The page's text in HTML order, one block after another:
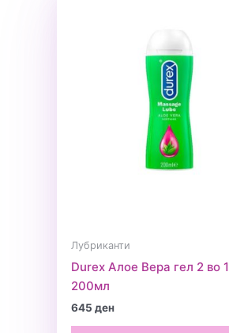
Лубриканти
Durex Алое Вера гел 2 во 1
200мл
645 ден